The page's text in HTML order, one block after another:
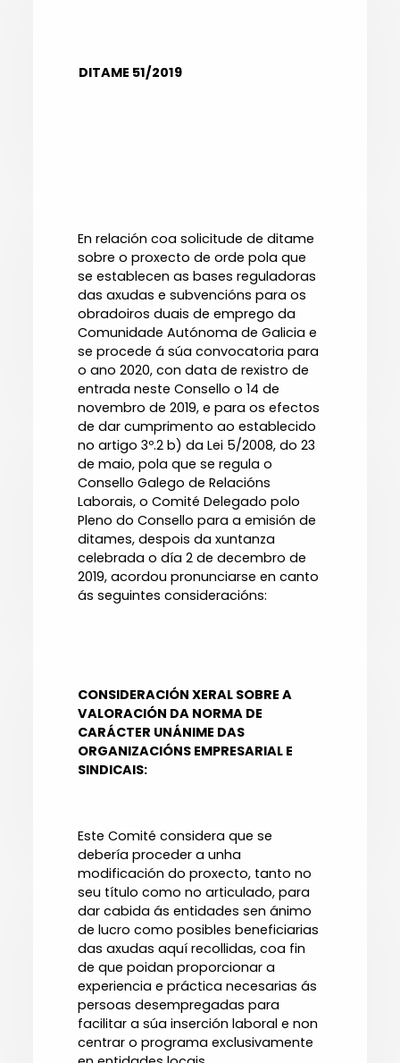
DITAME 51/2019
En relación coa solicitude de ditame
sobre o proxecto de orde pola que
se establecen as bases reguladoras
das axudas e subvencións para os
obradoiros duais de emprego da
Comunidade Autónoma de Galicia e
se procede á súa convocatoria para
o ano 2020, con data de rexistro de
entrada neste Consello o 14 de
novembro de 2019, e para os efectos
de dar cumprimento ao establecido
no artigo 3º.2 b) da Lei 5/2008, do 23
de maio, pola que se regula o
Consello Galego de Relacións
Laborais, o Comité Delegado polo
Pleno do Consello para a emisión de
ditames, despois da xuntanza
celebrada o día 2 de decembro de
2019, acordou pronunciarse en canto
ás seguintes consideracións:
CONSIDERACIÓN XERAL SOBRE A
VALORACIÓN DA NORMA DE
CARÁCTER UNÁNIME DAS
ORGANIZACIÓNS EMPRESARIAL E
SINDICAIS:
Este Comité considera que se
debería proceder a unha
modificación do proxecto, tanto no
seu título como no articulado, para
dar cabida ás entidades sen ánimo
de lucro como posibles beneficiarias
das axudas aquí recollidas, coa fin
de que poidan proporcionar a
experiencia e práctica necesarias ás
persoas desempregadas para
facilitar a súa inserción laboral e non
centrar o programa exclusivamente